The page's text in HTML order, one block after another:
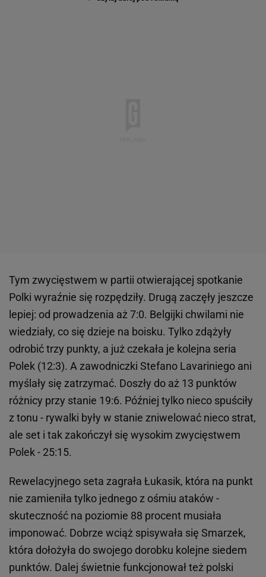
Tym zwycięstwem w partii otwierającej spotkanie
Polki wyraźnie się rozpędziły. Drugą zaczęły jeszcze
lepiej: od prowadzenia aż 7:0. Belgijki chwilami nie
wiedziały, co się dzieje na boisku. Tylko zdążyły
odrobić trzy punkty, a już czekała je kolejna seria
Polek (12:3). A zawodniczki Stefano Lavariniego ani
myślały się zatrzymać. Doszły do aż 13 punktów
różnicy przy stanie 19:6. Później tylko nieco spuściły
z tonu - rywalki były w stanie zniwelować nieco strat,
ale set i tak zakończył się wysokim zwycięstwem
Polek - 25:15.
Rewelacyjnego seta zagrała Łukasik, która na punkt
nie zamieniła tylko jednego z ośmiu ataków -
skuteczność na poziomie 88 procent musiała
imponować. Dobrze wciąż spisywała się Smarzek,
która dołożyła do swojego dorobku kolejne siedem
punktów. Dalej świetnie funkcjonował też polski